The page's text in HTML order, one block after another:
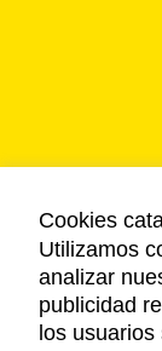
Cookies
Utilizamos
analizar
publicidad
los